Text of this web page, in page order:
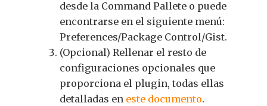
desde la Command Pallete o puede
encontrarse en el siguiente menú:
Preferences/Package Control/Gist.
(Opcional) Rellenar el resto de
configuraciones opcionales que
proporciona el plugin, todas ellas
detalladas en este documento.